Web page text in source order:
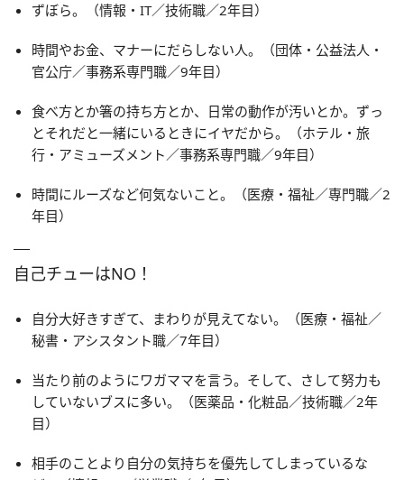
ずぼら。（情報・IT／技術職／2年目）
時間やお金、マナーにだらしない人。（団体・公益法人・
官公庁／事務系専門職／9年目）
食べ方とか箸の持ち方とか、日常の動作が汚いとか。ずっ
とそれだと一緒にいるときにイヤだから。（ホテル・旅
行・アミューズメント／事務系専門職／9年目）
時間にルーズなど何気ないこと。（医療・福祉／専門職／2
年目）
自己チューはNO！
自分大好きすぎて、まわりが見えてない。（医療・福祉／
秘書・アシスタント職／7年目）
当たり前のようにワガママを言う。そして、さして努力も
していないブスに多い。（医薬品・化粧品／技術職／2年
目）
相手のことより自分の気持ちを優先してしまっているな